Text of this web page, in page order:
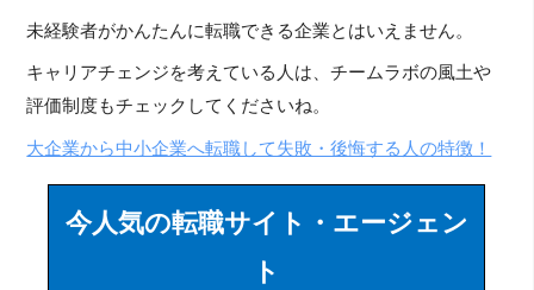
未経験者がかんたんに転職できる企業とはいえません。
キャリアチェンジを考えている人は、チームラボの風土や
評価制度もチェックしてくださいね。
大企業から中小企業へ転職して失敗・後悔する人の特徴！
今人気の転職サイト・エージェン
ト